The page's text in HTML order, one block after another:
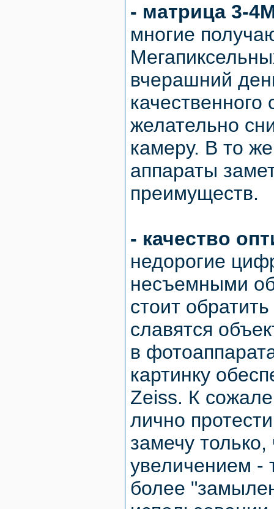
- матрица 3-
многие
вчерашний
желательно
камеру. В то
аппараты
преимуществ.
- качество
недорогие
несъемными
стоит
славятся
в
картинку
Zeiss. К
лично
замечу
увеличением -
более